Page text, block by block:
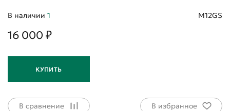
В наличии 1 M12GS
16 000 ₽
КУПИТЬ
В сравнение В избранное